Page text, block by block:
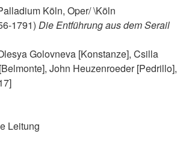
Köln, Oper/ \Köln
1791) Die Entführung aus dem Serail
Golovneva [Konstanze], Csilla
John Heuzenroeder [Pedrillo],
Leitung